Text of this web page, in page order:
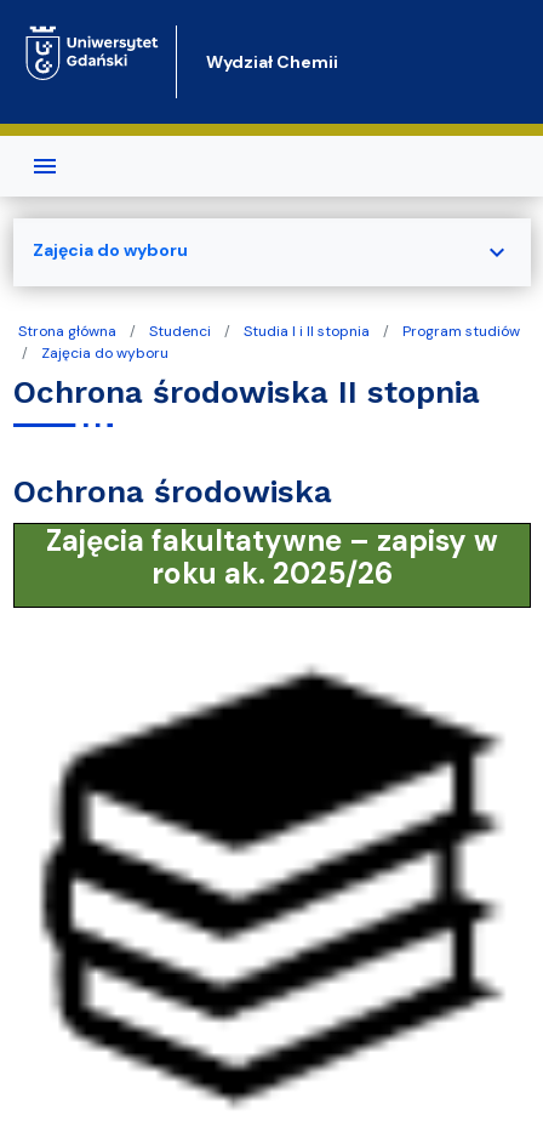
Wydział Chemii
Strona główna Studenci Studia I i II stopnia
Program studiów
Zajęcia do wyboru
Ochrona środowiska II stopnia
Ochrona środowiska
Zajęcia fakultatywne – zapisy w
roku ak. 2025/26
Zajęcia do wyboru expand_more